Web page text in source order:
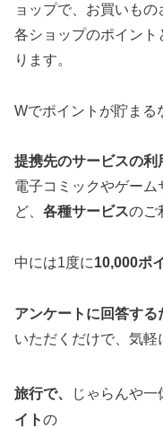
ョップで、お買いもの
各ショップのポイント
ります。
Wでポイントが貯まる
提携先のサービスの利
電子コミックやゲー
ど、 各種サービスのご
中には1度に10,000ポ
アンケートに回答する
いただくだけで、気軽
旅行で、 じゃらんや
イトの